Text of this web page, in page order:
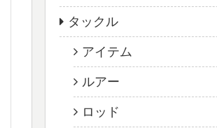
タックル
アイテム
ルアー
ロッド